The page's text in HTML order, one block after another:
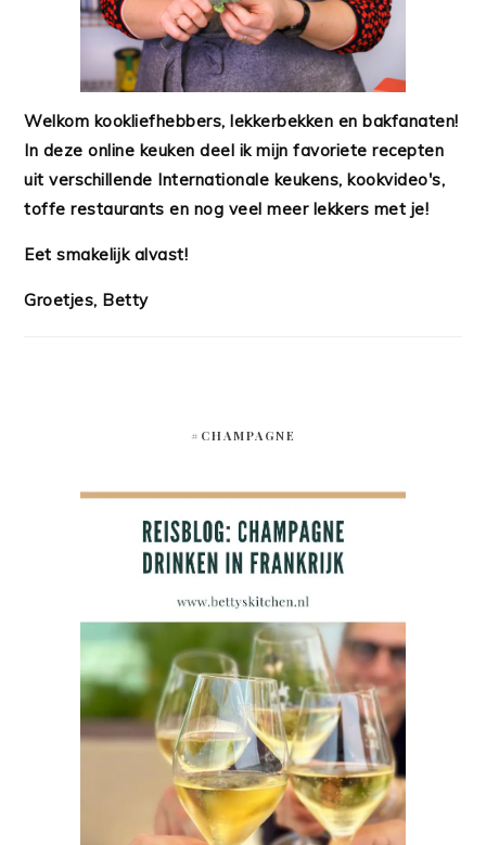
Welkom kookliefhebbers, lekkerbekken en bakfanaten!
In deze online keuken deel ik mijn favoriete recepten
uit verschillende Internationale keukens, kookvideo's,
toffe restaurants en nog veel meer lekkers met je!
Eet smakelijk alvast!
Groetjes, Betty
#CHAMPAGNE